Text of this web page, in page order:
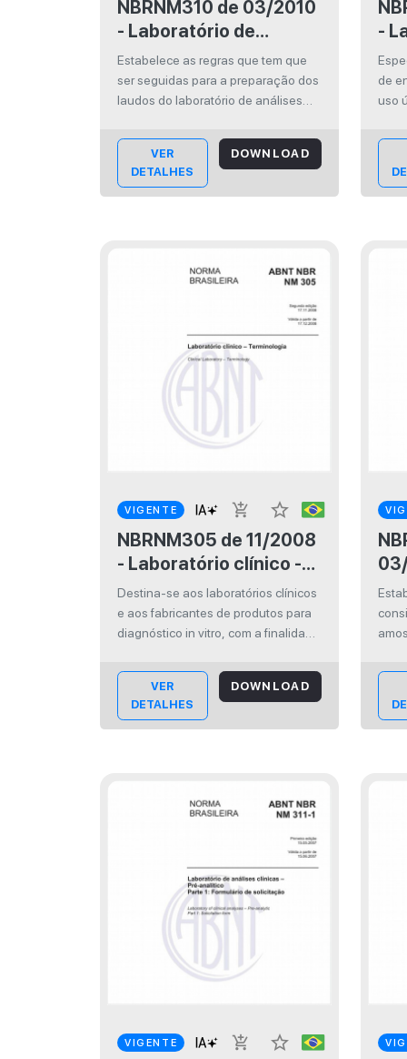
NBRNM310 de 03/2010
- Laboratório de
análises clínicas -
Requisitos de
elaboração dos laudos
Estabelece as regras que tem que
ser seguidas para a preparação dos
laudos do laboratório de análises
conceituais como nos formais. Se
aplica a todos os relatórios
realizados em qualquer tipo de
análises clínicas, independe...
VER
DETALHES
DOWNLOAD
-
de
uso
VIGENTE add_shopping_cart
star_border
NBRNM305 de 11/2008
- Laboratório clínico -
Terminologia
Destina-se aos laboratórios clínicos
e aos fabricantes de produtos para
diagnóstico in vitro, com a finalidade
adequada, definir os termos e
harmonizar a terminologia
empregada e requerida para as
atividades nesses setores.
VER
DETALHES
DOWNLOAD
VIGENTE add_shopping_cart
star_border